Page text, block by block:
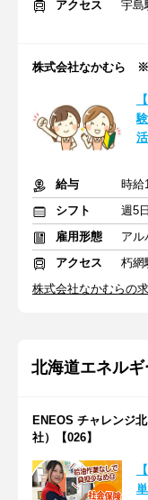
アクセス 宇島
株式会社なかむら ※
給与
時給
シフト
週5
雇用形態
アル
アクセス
朽網
株式会社なかむらの
北海道エネル
ENEOS チャレンジ
社）【026】